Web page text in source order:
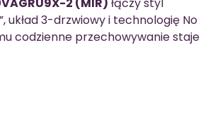
układ 3-drzwiowy i technologię No
codzienne przechowywanie staje